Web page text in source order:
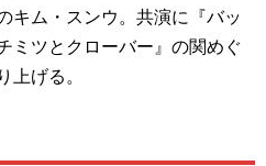
キム・スンウ。共演に『バッ
ミツとクローバー』の関めぐ
げる。